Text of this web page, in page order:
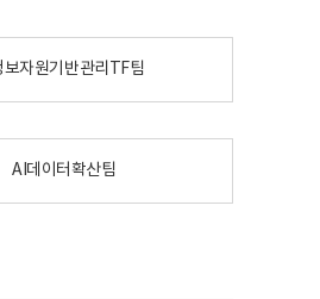
보자원기반관리TF팀
AI데이터확산팀